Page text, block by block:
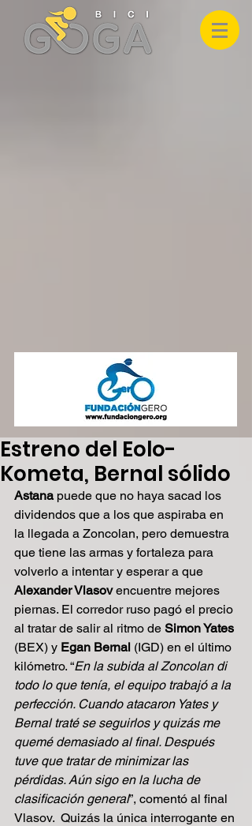
Estreno del Eolo-
Kometa, Bernal sólido
Astana puede que no haya sacad los
dividendos que a los que aspiraba en
la llegada a Zoncolan, pero demuestra
que tiene las armas y fortaleza para
volverlo a intentar y esperar a que
Alexander Vlasov encuentre mejores
piernas. El corredor ruso pagó el precio
al tratar de salir al ritmo de Simon Yates
(BEX) y Egan Bernal (IGD) en el último
kilómetro. “En la subida al Zoncolan di
todo lo que tenía, el equipo trabajó a la
perfección. Cuando atacaron Yates y
Bernal traté se seguirlos y quizás me
quemé demasiado al final. Después
tuve que tratar de minimizar las
pérdidas. Aún sigo en la lucha de
clasificación general”, comentó al final
Vlasov.  Quizás la única interrogante en